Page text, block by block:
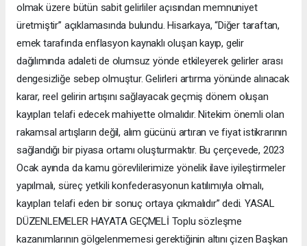
olmak üzere bütün sabit gelirliler açısından memnuniyet
üretmiştir” açıklamasında bulundu. Hisarkaya, “Diğer taraftan,
emek tarafında enflasyon kaynaklı oluşan kayıp, gelir
dağılımında adaleti de olumsuz yönde etkileyerek gelirler arası
dengesizliğe sebep olmuştur. Gelirleri artırma yönünde alınacak
karar, reel gelirin artışını sağlayacak geçmiş dönem oluşan
kayıpları telafi edecek mahiyette olmalıdır. Nitekim önemli olan
rakamsal artışların değil, alım gücünü artıran ve fiyat istikrarının
sağlandığı bir piyasa ortamı oluşturmaktır. Bu çerçevede, 2023
Ocak ayında da kamu görevlilerimize yönelik ilave iyileştirmeler
yapılmalı, süreç yetkili konfederasyonun katılımıyla olmalı,
kayıpları telafi eden bir sonuç ortaya çıkmalıdır” dedi. YASAL
DÜZENLEMELER HAYATA GEÇMELİ Toplu sözleşme
kazanımlarının gölgelenmemesi gerektiğinin altını çizen Başkan